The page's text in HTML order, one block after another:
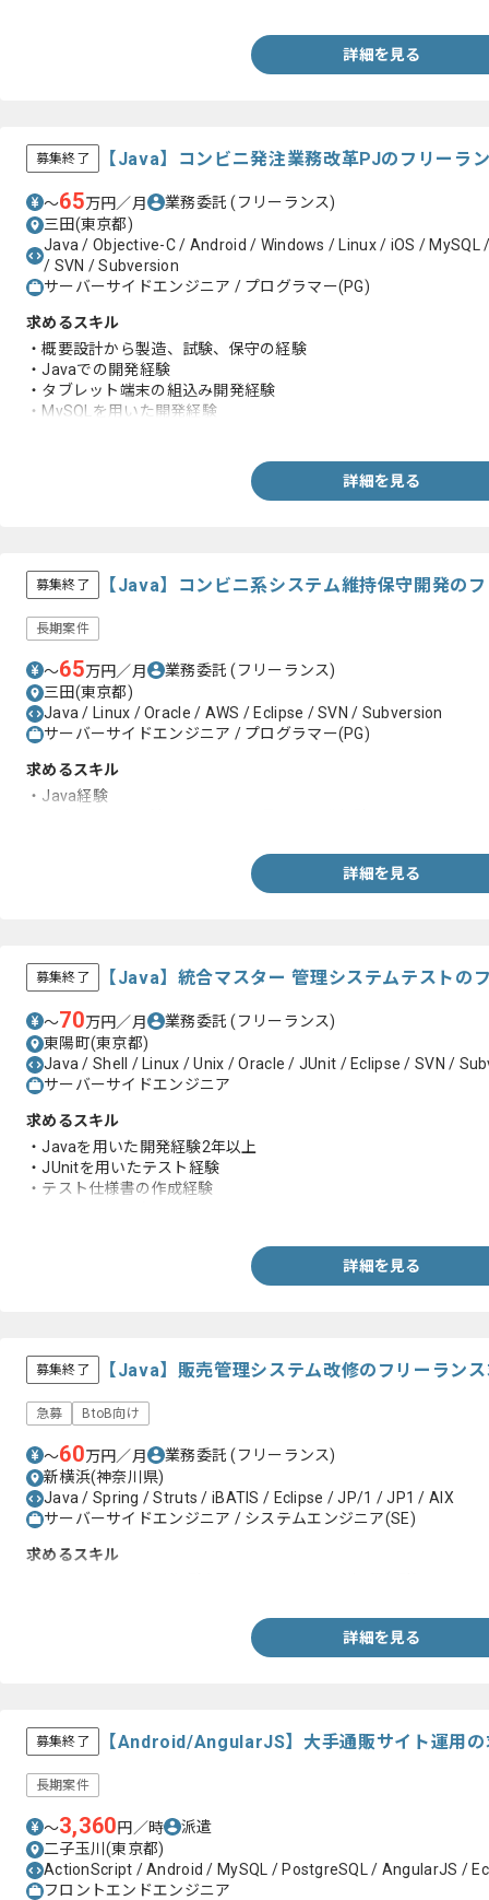
詳細を見る
募集終了 【Java】コンビニ発注業務改革PJのフリーラ
〜65万円／月 業務委託(フリーランス)
三田(東京都)
Java / Objective-C / Android / Windows / Linux / iOS /
/ SVN / Subversion
サーバーサイドエンジニア / プログラマー(PG)
求めるスキル
・概要設計から製造、試験、保守の経験
・Javaでの開発経験
・タブレット端末の組込み開発経験
・MySQLを用いた開発経験
詳細を見る
募集終了 【Java】コンビニ系システム維持保守開発の
長期案件
〜65万円／月 業務委託(フリーランス)
三田(東京都)
Java / Linux / Oracle / AWS / Eclipse / SVN / Subversion
サーバーサイドエンジニア / プログラマー(PG)
求めるスキル
・Java経験
詳細を見る
募集終了 【Java】統合マスター 管理システムテストの
〜70万円／月 業務委託(フリーランス)
東陽町(東京都)
Java / Shell / Linux / Unix / Oracle / JUnit / Eclipse / SVN /
サーバーサイドエンジニア
求めるスキル
・Javaを用いた開発経験2年以上
・JUnitを用いたテスト経験
・テスト仕様書の作成経験
詳細を見る
募集終了 【Java】販売管理システム改修のフリーラン
急募 BtoB向け
〜60万円／月 業務委託(フリーランス)
新横浜(神奈川県)
Java / Spring / Struts / iBATIS / Eclipse / JP/1 / JP1 / AIX
サーバーサイドエンジニア / システムエンジニア(SE)
求めるスキル
詳細を見る
募集終了 【Android/AngularJS】大手通販サイト運用
長期案件
〜3,360円／時
派遣
二子玉川(東京都)
ActionScript / Android / MySQL / PostgreSQL / AngularJS /
フロントエンドエンジニア